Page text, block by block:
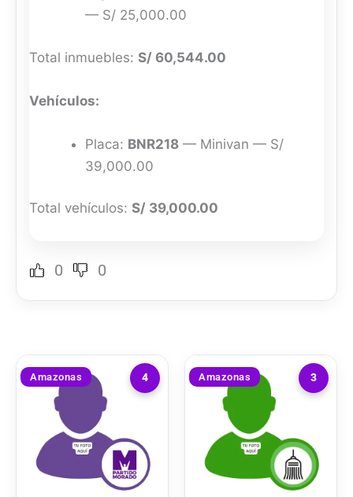
— S/ 25,000.00
Total inmuebles: S/ 60,544.00
Vehículos:
Placa: BNR218 — Minivan — S/
39,000.00
Total vehículos: S/ 39,000.00
0 0
4
Amazonas 3
Amazonas